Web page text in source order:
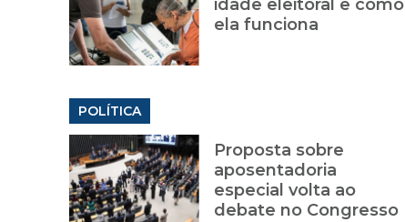
idade eleitoral e como
ela funciona
POLÍTICA
Proposta sobre
aposentadoria
especial volta ao
debate no Congresso